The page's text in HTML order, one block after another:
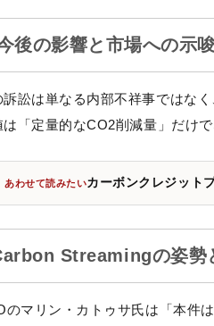
後の影響と市場への示唆
訴訟は単なる内部不祥事ではなく
は「定量的なCO2削減量」だけ
あわせて読みたいカーボンクレジッ
Streamingの姿勢
のマリン・カトゥサ氏は「本件